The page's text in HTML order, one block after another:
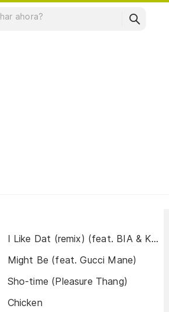
I Like Dat (remix) (feat. BIA & Kehlani)
Might Be (feat. Gucci Mane)
Sho-time (Pleasure Thang)
Chicken